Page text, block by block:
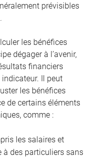
prévisibles
les bénéfices
dégager à l’avenir,
financiers
Il peut
les bénéfices
de certains éléments
comme :
les salaires et
à des particuliers sans